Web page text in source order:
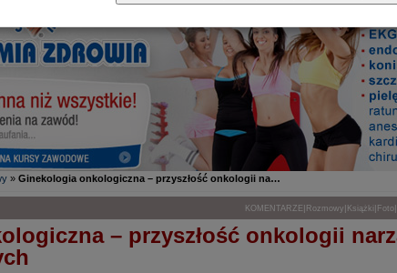
» Ginekologia onkologiczna – przyszłość onkologii na…
KOMENTARZE | Rozmowy | Książki | Foto|
– przyszłość onkologii